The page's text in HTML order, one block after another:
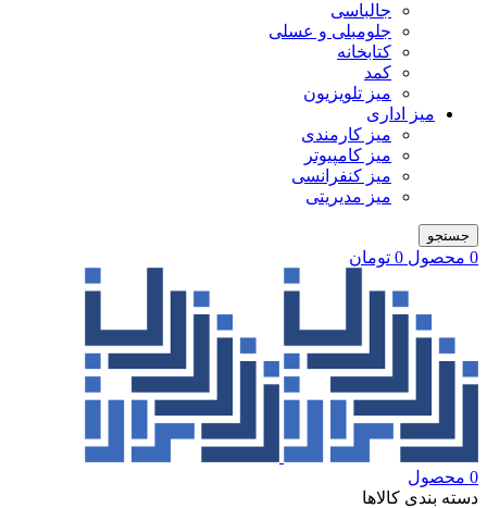
جالباسی
جلومبلی و عسلی
کتابخانه
کمد
میز تلویزیون
میز اداری
میز کارمندی
میز کامپیوتر
میز کنفرانسی
میز مدیریتی
جستجو
0 محصول 0 تومان
0 محصول
دسته بندی کالاها